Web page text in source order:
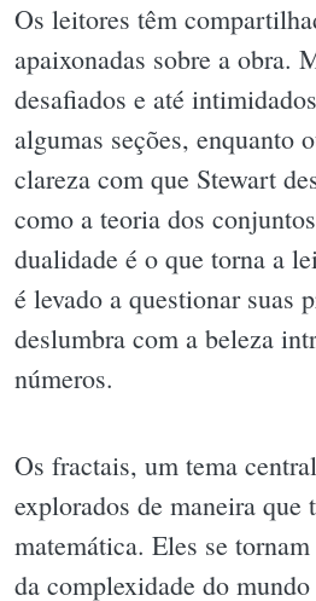
Os leitores têm
apaixonadas sobre a obra.
desafiados e até
algumas seções, enquanto
clareza com que Stewart
como a teoria dos
dualidade é o que torna a
é levado a questionar suas
deslumbra com a beleza
números.
Os fractais, um tema
explorados de maneira que
matemática. Eles se
da complexidade do